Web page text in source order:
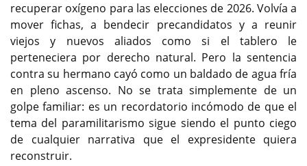
recuperar oxígeno para las elecciones de 2026. Volvía a
mover fichas, a bendecir precandidatos y a reunir
viejos y nuevos aliados como si el tablero le
perteneciera por derecho natural. Pero la sentencia
contra su hermano cayó como un baldado de agua fría
en pleno ascenso. No se trata simplemente de un
golpe familiar: es un recordatorio incómodo de que el
tema del paramilitarismo sigue siendo el punto ciego
de cualquier narrativa que el expresidente quiera
reconstruir.